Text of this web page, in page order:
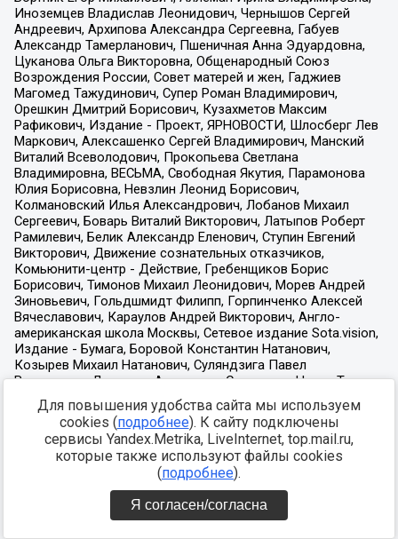
Для повышения удобства сайта мы используем
cookies (подробнее). К сайту подключены
сервисы Yandex.Metrika, LiveInternet, top.mail.ru,
которые также используют файлы cookies
(подробнее).
Я согласен/согласна